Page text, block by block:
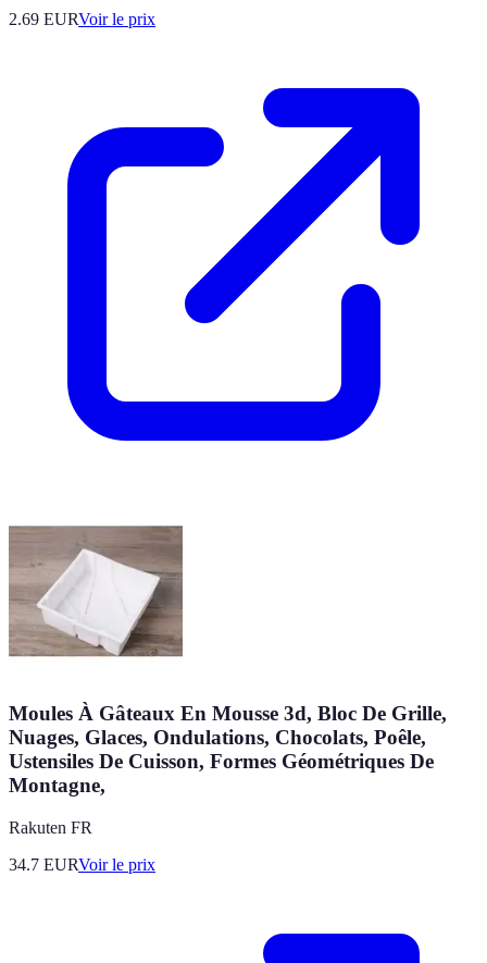
2.69 EURVoir le prix
Moules À Gâteaux En Mousse 3d, Bloc De Grille,
Nuages, Glaces, Ondulations, Chocolats, Poêle,
Ustensiles De Cuisson, Formes Géométriques De
Montagne,
Rakuten FR
34.7 EURVoir le prix